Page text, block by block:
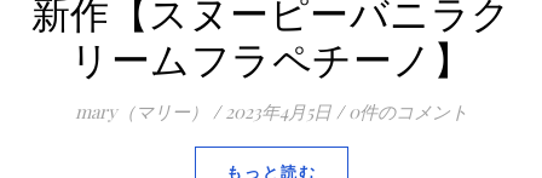
新作【スヌーピーバニラク
リームフラペチーノ】
mary（マリー） / 2023年4月5日 / 0件のコメント
もっと読む